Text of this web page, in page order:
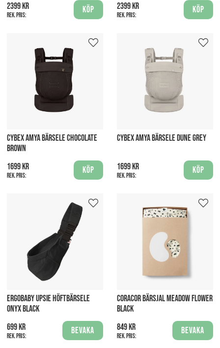
2399 kr
Rek. pris:
Köp
2399 kr
Rek. pris:
Köp
CYBEX AMYA BÄRSELE CHOCOLATE
BROWN
1699 kr
Rek. pris:
Köp
CYBEX AMYA BÄRSELE DUNE GREY
1699 kr
Rek. pris:
Köp
ERGOBABY UPSIE HÖFTBÄRSELE
ONYX BLACK
699 kr
Rek. pris:
Bevaka
CORACOR BÄRSJAL MEADOW FLOWER
BLACK
849 kr
Rek. pris:
Bevaka